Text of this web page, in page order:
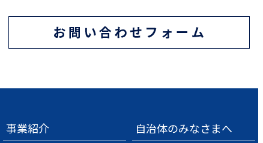
事業紹介 自治体のみなさまへ